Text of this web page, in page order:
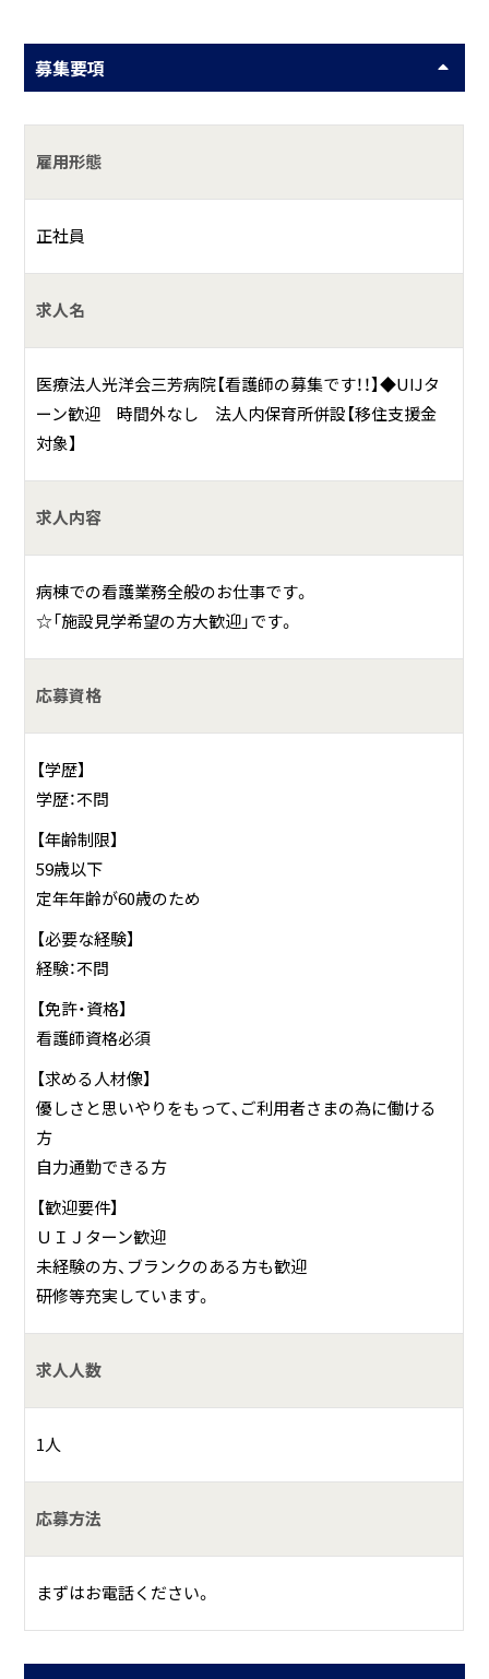
外科・眼科）・まごころ訪間看護ステーション
募集要項
雇用形態
正社員
求人名
医療法人光洋会三芳病院【看護師の募集です！！】◆UIJタ
ーン歓迎 時間外なし 法人内保育所併設【移住支援金
対象】
求人内容
病棟での看護業務全般のお仕事です。
☆「施設見学希望の方大歓迎」です。
応募資格
【学歴】
学歴：不問
【年齢制限】
59歳以下
定年年齢が60歳のため
【必要な経験】
経験：不問
【免許・資格】
看護師資格必須
【求める人材像】
優しさと思いやりをもって、ご利用者さまの為に働ける
方
自力通勤できる方
【歓迎要件】
ＵＩＪターン歓迎
未経験の方、ブランクのある方も歓迎
研修等充実しています。
求人人数
1人
応募方法
まずはお電話ください。